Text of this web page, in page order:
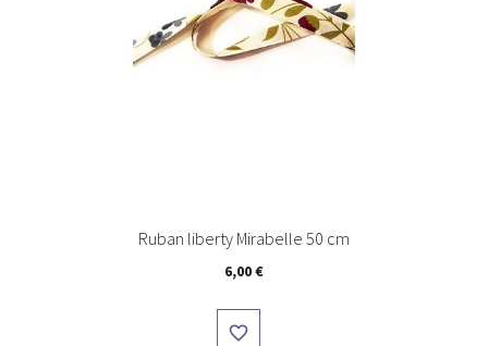
Ruban liberty Mirabelle 50 cm
Prix
6,00 €
